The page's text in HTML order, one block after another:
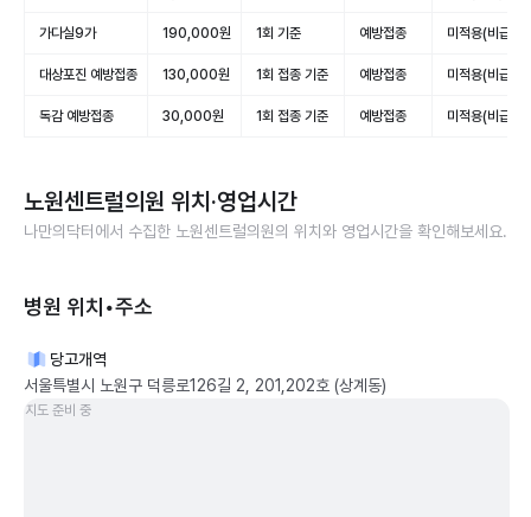
가다실9가 190,000원 1회 기준 예방접종 미적용(비급여)
대상포진 예방접종 130,000원 1회 접종 기준 예방접종 미적용(비급여)
독감 예방접종 30,000원 1회 접종 기준 예방접종 미적용(비급여)
노원센트럴의원 위치·영업시간
나만의닥터에서 수집한 노원센트럴의원의 위치와 영업시간을 확인해보세요.
병원 위치•주소
당고개역
서울특별시 노원구 덕릉로126길 2, 201,202호 (상계동)
지도 준비 중